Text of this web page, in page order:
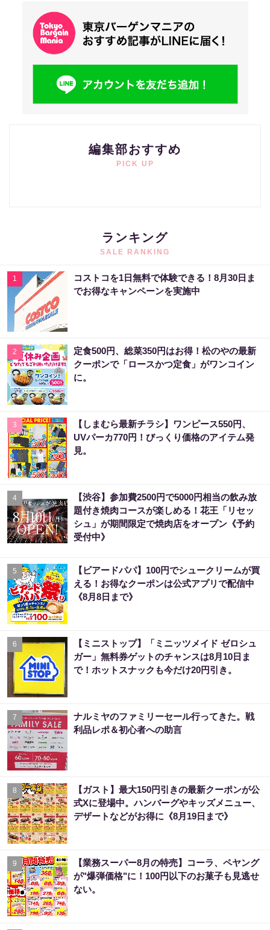
編集部おすすめ
PICK UP
ランキング
SALE RANKING
1
コストコを1日無料で体験できる！8月30日ま
でお得なキャンペーンを実施中
2
定食500円、総菜350円はお得！松のやの最新
クーポンで「ロースかつ定食」がワンコイン
に。
3
【しまむら最新チラシ】ワンピース550円、
UVパーカ770円！びっくり価格のアイテム発
見。
4
【渋谷】参加費2500円で5000円相当の飲み放
題付き焼肉コースが楽しめる！花王「リセッ
シュ」が期間限定で焼肉店をオープン《予約
受付中》
5
【ビアードパパ】100円でシュークリームが買
える！お得なクーポンは公式アプリで配信中
《8月8日まで》
6
【ミニストップ】「ミニッツメイド ゼロシュ
ガー」無料券ゲットのチャンスは8月10日ま
で！ホットスナックも今だけ20円引き。
7
ナルミヤのファミリーセール行ってきた。戦
利品レポ＆初心者への助言
8
【ガスト】最大150円引きの最新クーポンが公
式Xに登場中。ハンバーグやキッズメニュー、
デザートなどがお得に《8月19日まで》
9
【業務スーパー8月の特売】コーラ、ペヤング
が"爆弾価格"に！100円以下のお菓子も見逃せ
ない。